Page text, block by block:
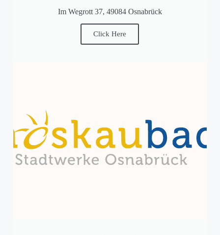
Im Wegrott 37, 49084 Osnabrück
Click Here